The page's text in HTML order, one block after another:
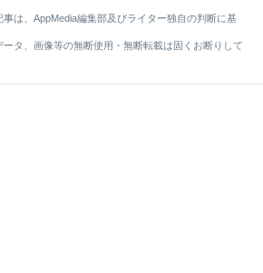
は、AppMedia編集部及びライター独自の判断に基
タ、画像等の無断使用・無断転載は固くお断りして